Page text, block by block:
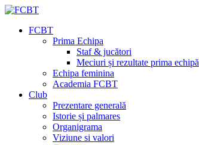
FCBT
Prima Echipa
Staf & jucători
Meciuri și rezultate prima echipă
Echipa feminina
Academia FCBT
Club
Prezentare generală
Istorie și palmares
Organigrama
Viziune si valori